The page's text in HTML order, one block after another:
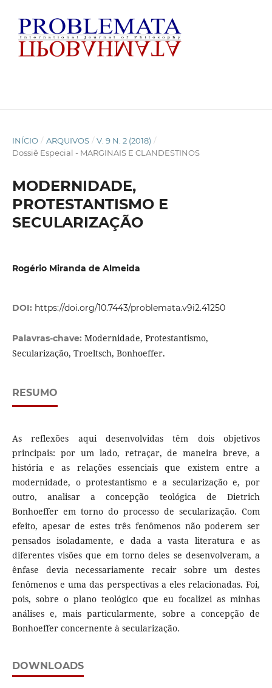
INÍCIO / ARQUIVOS / V. 9 N. 2 (2018) /
Dossiê Especial - MARGINAIS E CLANDESTINOS
MODERNIDADE,
PROTESTANTISMO E
SECULARIZAÇÃO
Rogério Miranda de Almeida
DOI: https://doi.org/10.7443/problemata.v9i2.41250
Palavras-chave: Modernidade, Protestantismo,
Secularização, Troeltsch, Bonhoeffer.
RESUMO
As reflexões aqui desenvolvidas têm dois objetivos
principais: por um lado, retraçar, de maneira breve, a
história e as relações essenciais que existem entre a
modernidade, o protestantismo e a secularização e, por
outro, analisar a concepção teológica de Dietrich
Bonhoeffer em torno do processo de secularização. Com
efeito, apesar de estes três fenômenos não poderem ser
pensados isoladamente, e dada a vasta literatura e as
diferentes visões que em torno deles se desenvolveram, a
ênfase devia necessariamente recair sobre um destes
fenômenos e uma das perspectivas a eles relacionadas. Foi,
pois, sobre o plano teológico que eu focalizei as minhas
análises e, mais particularmente, sobre a concepção de
Bonhoeffer concernente à secularização.
DOWNLOADS